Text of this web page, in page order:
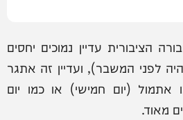
הציבורית עדיין נמוכים יחסים
לפני המשבר), ועדיין זה אתגר
אתמול (יום חמישי) או כמו יום
מאוד.